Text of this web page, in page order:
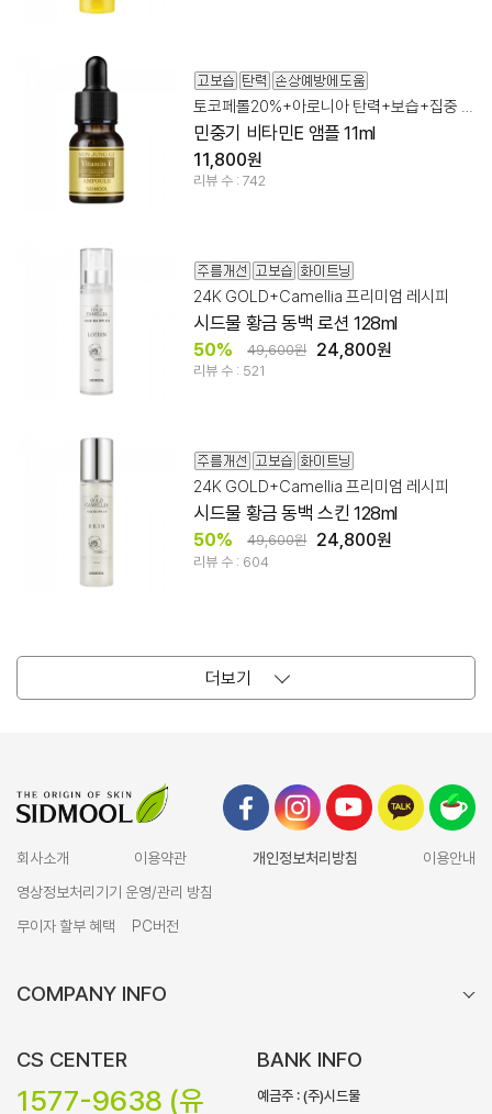
토코페롤20%+아로니아 탄력+보습+집중 케어
민중기 비타민E 앰플 11ml
11,800원
리뷰 수 : 742
24K GOLD+Camellia 프리미엄 레시피
시드물 황금 동백 로션 128ml
50% 49,600원 24,800원
리뷰 수 : 521
24K GOLD+Camellia 프리미엄 레시피
시드물 황금 동백 스킨 128ml
50% 49,600원 24,800원
리뷰 수 : 604
더보기
회사소개 이용약관 개인정보처리방침
이용안내
영상정보처리기기 운영/관리 방침
무이자 할부 혜택
PC버전
COMPANY INFO
CS CENTER
1577-9638 (유
BANK INFO
예금주 : (주)시드물